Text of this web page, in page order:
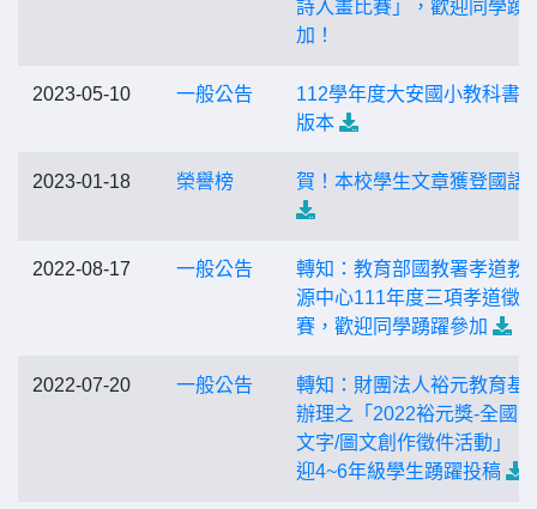
詩入畫比賽」，歡迎同學踴
加！
2023-05-10 一般公告
112學年度大安國小教科書
版本
2023-01-18 榮譽榜 賀！本校學生文章獲登國語
2022-08-17 一般公告
轉知：教育部國教署孝道教
源中心111年度三項孝道徵
賽，歡迎同學踴躍參加
2022-07-20 一般公告
轉知：財團法人裕元教育基
辦理之「2022裕元獎-全國
文字/圖文創作徵件活動」，
迎4~6年級學生踴躍投稿